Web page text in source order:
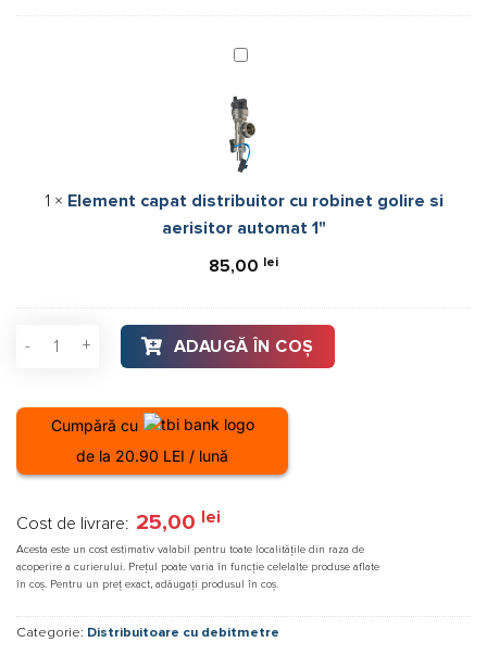
GPA
Element
distribuitor
cu
robinet
si
aerisitor
automat
1 × Element capat distribuitor cu robinet golire si
aerisitor automat 1"
85,00 lei
Cantitate Distribuitor cu debitmetre inox, Ferroli Basic - 7
ADAUGĂ ÎN COȘ
Cumpără cu
de la 20.90 LEI / lună
Cost de livrare: 25,00 lei
Acesta este un cost estimativ valabil pentru toate localitățile din raza de
acoperire a curierului. Prețul poate varia în funcție celelalte produse aflate
în coș. Pentru un preț exact, adăugați produsul în coș.
Categorie: Distribuitoare cu debitmetre